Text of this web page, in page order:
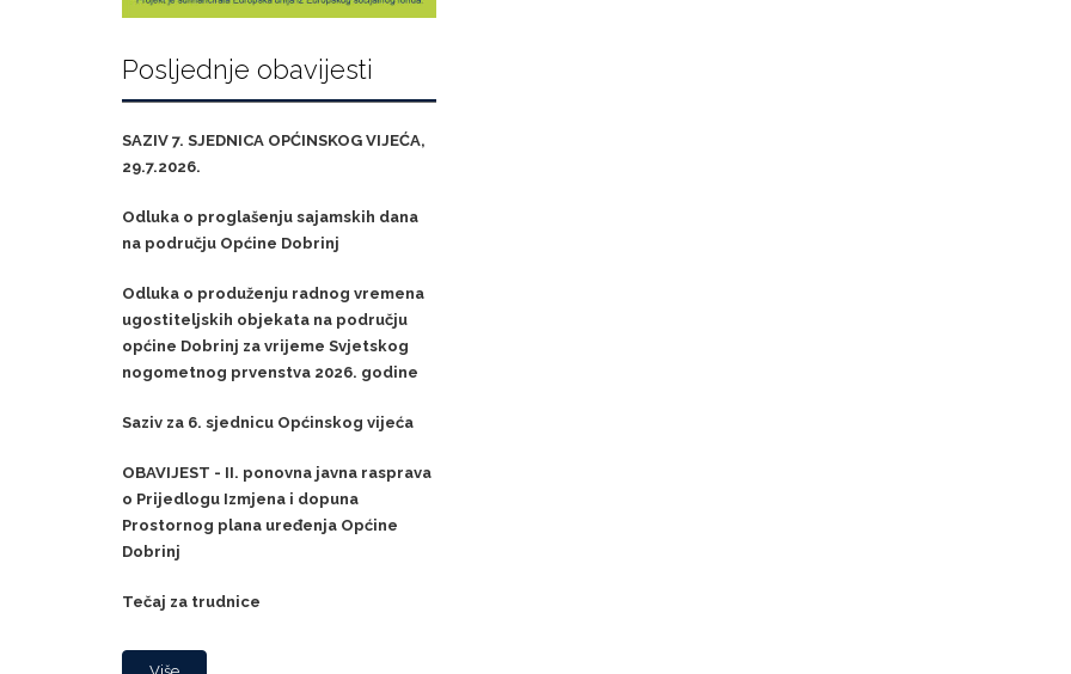
Posljednje obavijesti
SAZIV 7. SJEDNICA OPĆINSKOG VIJEĆA,
29.7.2026.
Odluka o proglašenju sajamskih dana
na području Općine Dobrinj
Odluka o produženju radnog vremena
ugostiteljskih objekata na području
općine Dobrinj za vrijeme Svjetskog
nogometnog prvenstva 2026. godine
Saziv za 6. sjednicu Općinskog vijeća
OBAVIJEST - II. ponovna javna rasprava
o Prijedlogu Izmjena i dopuna
Prostornog plana uređenja Općine
Dobrinj
Tečaj za trudnice